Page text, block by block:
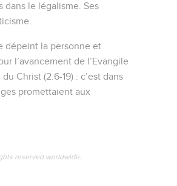
dans le légalisme. Ses
dépeint la personne et
l’avancement de l’Evangile
Christ (2.6-19) : c’est dans
promettaient aux
reserved worldwide.